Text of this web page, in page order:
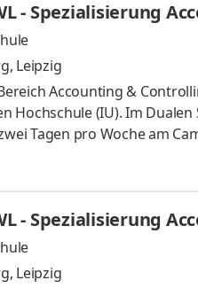
- Spezialisierung
Leipzig
Accounting &
Hochschule (IU). Im
Tagen pro Woche am
Die FINAS
Als
liegt in unserer
Ehrlichkeit, Pa
- Spezialisierung
Leipzig